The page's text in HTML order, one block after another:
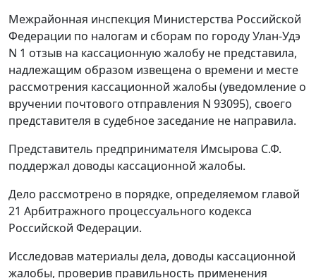
Межрайонная инспекция Министерства Российской
Федерации по налогам и сборам по городу Улан-Удэ
N 1 отзыв на кассационную жалобу не представила,
надлежащим образом извещена о времени и месте
рассмотрения кассационной жалобы (уведомление о
вручении почтового отправления N 93095), своего
представителя в судебное заседание не направила.
Представитель предпринимателя Имсырова С.Ф.
поддержал доводы кассационной жалобы.
Дело рассмотрено в порядке, определяемом главой
21 Арбитражного процессуального кодекса
Российской Федерации.
Исследовав материалы дела, доводы кассационной
жалобы, проверив правильность применения